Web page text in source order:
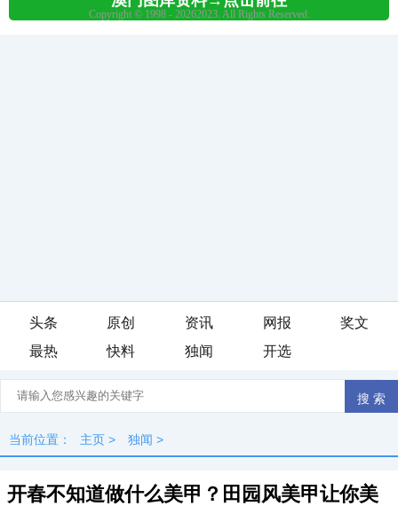
头条 原创 资讯 网报
奖文
最热
快料 独闻 开选
当前位置： 主页 > 独闻 >
开春不知道做什么美甲？田园风美甲让你美